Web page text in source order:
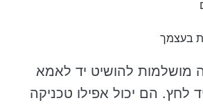
בעצמך
מושלמות להושיט יד לאמא
לחץ. הם יכול אפילו טכניקה